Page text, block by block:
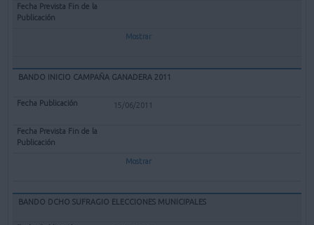
Mostrar
BANDO INICIO CAMPAÑA GANADERA 2011
15/06/2011
Mostrar
BANDO DCHO SUFRAGIO ELECCIONES MUNICIPALES